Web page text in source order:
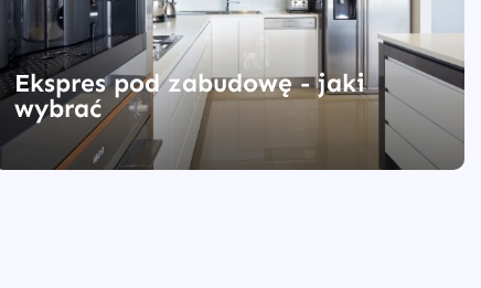
Ekspres pod zabudowę - jaki
wybrać